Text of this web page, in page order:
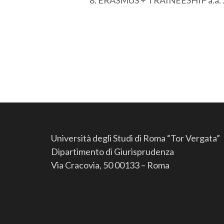
Università degli Studi di Roma “Tor Vergata”
Dipartimento di Giurisprudenza
Via Cracovia, 50 00133 – Roma